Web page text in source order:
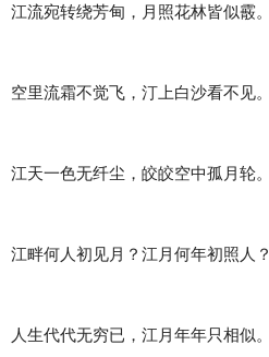
江流宛转绕芳甸，月照花林皆似霰。
空里流霜不觉飞，汀上白沙看不见。
江天一色无纤尘，皎皎空中孤月轮。
江畔何人初见月？江月何年初照人？
人生代代无穷已，江月年年只相似。